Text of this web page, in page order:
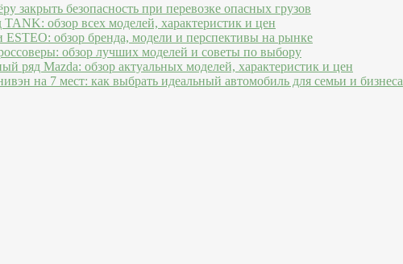
закрыть безопасность при перевозке опасных грузов
обзор всех моделей, характеристик и цен
обзор бренда, модели и перспективы на рынке
обзор лучших моделей и советы по выбору
ряд Mazda: обзор актуальных моделей, характеристик и цен
на 7 мест: как выбрать идеальный автомобиль для семьи и бизнеса